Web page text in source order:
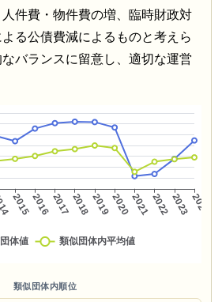
件費・物件費の増、臨時財政対
る公債費減によるものと考えら
バランスに留意し、適切な運営
類似団体内順位